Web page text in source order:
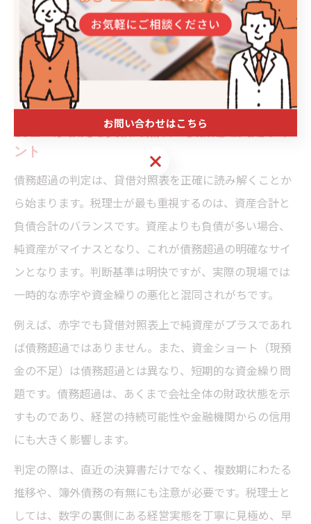
貸借対照表で債務超過を見抜
く方法
税理士が教える貸借対照表の債務超過判定ポイ
ント
債務超過の判定は、貸借対照表を正確に読み解くことか
ら始まります。税理士が最も重視するのは、資産合計と
負債合計のバランスです。資産よりも負債が多い場合、
純資産がマイナスとなり、これが債務超過の明確なサイ
ンとなります。判断基準は明快ですが、実際の現場では
一時的な赤字や資金繰りの悪化と混同されがちです。
例えば、赤字でも貸借対照表上で純資産がプラスであれ
ば債務超過ではありません。また、資金ショート（現預
金の不足）は債務超過とは異なり、短期的な資金繰り問
題です。債務超過は、あくまで会社全体の財政状態を示
すものであり、経営の持続可能性や金融機関からの信用
にも大きく影響します。
判定の際は、直近の決算書だけでなく、複数期にわたる
推移や、簿外債務の有無にも注意が必要です。税理士と
しては、数字の裏側にある経営実態を丁寧に見極め、早
お問い合わせはこちら
お問い合わせはこちら